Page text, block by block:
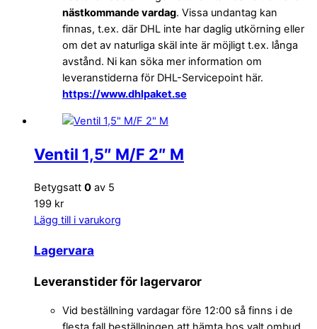
nästkommande vardag. Vissa undantag kan
finnas, t.ex. där DHL inte har daglig utkörning eller
om det av naturliga skäl inte är möjligt t.ex. långa
avstånd. Ni kan söka mer information om
leveranstiderna för DHL-Servicepoint här.
https://www.dhlpaket.se
Ventil 1,5″ M/F 2″ M
Betygsatt 0 av 5
199 kr
Lägg till i varukorg
Lagervara
Leveranstider för lagervaror
Vid beställning vardagar före 12:00 så finns i de